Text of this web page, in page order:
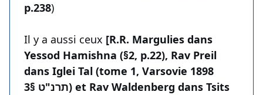
p.238)
Il y a aussi ceux [R.R. Margulies dans
Yessod Hamishna (§2, p.22), Rav Preil
dans Iglei Tal (tome 1, Varsovie 1898
תרנ"ט §3) et Rav Waldenberg dans Tsits